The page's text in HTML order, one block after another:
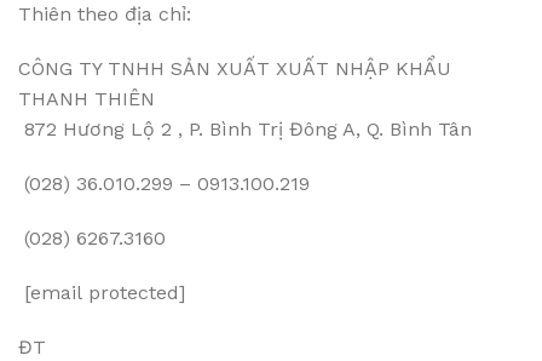
Thiên theo địa chỉ:
CÔNG TY TNHH SẢN XUẤT XUẤT NHẬP KHẨU
THANH THIÊN
872 Hương Lộ 2 , P. Bình Trị Đông A, Q. Bình Tân
(028) 36.010.299 – 0913.100.219
(028) 6267.3160
[email protected]
ĐT